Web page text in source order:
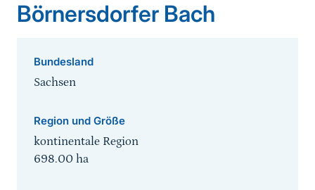
Börnersdorfer Bach
Bundesland
Sachsen
Region und Größe
kontinentale Region
698.00 ha